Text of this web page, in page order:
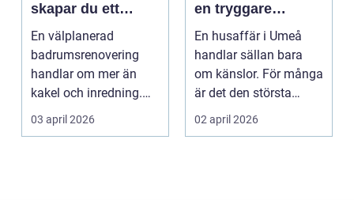
skapar du ett
funktionellt och
hållbart badrum
En välplanerad
badrumsrenovering
handlar om mer än
kakel och inredning.
För många hushåll
runt Krist...
03 april 2026
en tryggare
bostadsaffär
En husaffär i Umeå
handlar sällan bara
om känslor. För många
är det den största
ekonomiska affären i...
02 april 2026